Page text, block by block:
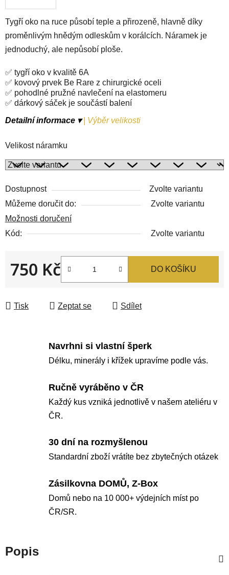
Tygří oko na ruce působí teple a přirozeně, hlavně díky
proměnlivým hnědým odleskům v korálcích. Náramek je
jednoduchý, ale nepůsobí ploše.
✅ tygří oko v kvalitě 6A
✅ kovový prvek Be Rare z chirurgické oceli
✅ pohodlné pružné navlečení na elastomeru
✅ dárkový sáček je součástí balení
Detailní informace ▾
Výběr velikosti
Velikost náramku
Dostupnost
Zvolte variantu
Můžeme doručit do:
Zvolte variantu
Možnosti doručení
Kód:
Zvolte variantu
750 Kč DO KOŠÍKU
Tisk Zeptat se Sdílet
Navrhni si vlastní šperk
Délku, minerály i křížek upravíme podle vás.
Ručně vyráběno v ČR
Každý kus vzniká jednotlivě v našem ateliéru v
ČR.
30 dní na rozmyšlenou
Standardní zboží vrátíte bez zbytečných otázek
Zásilkovna DOMŮ, Z-Box
Domů nebo na 10 000+ výdejních míst po
ČR/SR.
Popis